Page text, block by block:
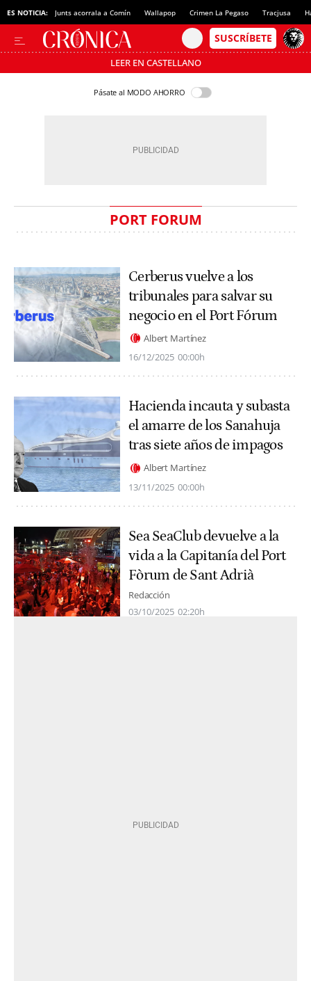
ES NOTICIA: Junts acorrala a Comín Wallapop Crimen La Pegaso Tracjusa
LEER EN CASTELLANO
Pásate al MODO AHORRO
PORT FORUM
Cerberus vuelve a los
tribunales para salvar su
negocio en el Port Fórum
Albert Martínez
16/12/2025 00:00h
Hacienda incauta y subasta
el amarre de los Sanahuja
tras siete años de impagos
Albert Martínez
13/11/2025 00:00h
Sea SeaClub devuelve a la
vida a la Capitanía del Port
Fòrum de Sant Adrià
Redacción
03/10/2025 02:20h